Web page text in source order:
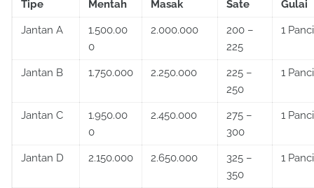
Tipe Mentah Masak Sate Gulai
Jantan A
1.500.00
0
2.000.000
200 –
225
1 Panci
Jantan B 1.750.000 2.250.000
225 –
250
1 Panci
Jantan C
1.950.00
0
2.450.000
275 –
300
1 Panci
Jantan D 2.150.000 2.650.000
325 –
350
1 Panci